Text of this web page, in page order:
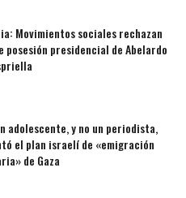
Movimientos sociales rechazan
posesión presidencial de Abelardo
adolescente, y no un periodista,
el plan israelí de «emigración
de Gaza